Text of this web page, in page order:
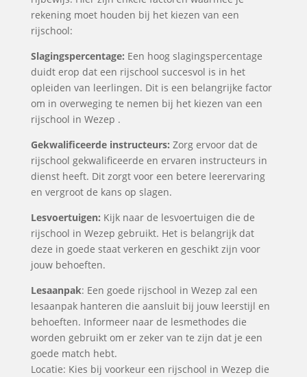
rekening moet houden bij het kiezen van een
rijschool:
Slagingspercentage: Een hoog slagingspercentage
duidt erop dat een rijschool succesvol is in het
opleiden van leerlingen. Dit is een belangrijke factor
om in overweging te nemen bij het kiezen van een
rijschool in Wezep .
Gekwalificeerde instructeurs: Zorg ervoor dat de
rijschool gekwalificeerde en ervaren instructeurs in
dienst heeft. Dit zorgt voor een betere leerervaring
en vergroot de kans op slagen.
Lesvoertuigen: Kijk naar de lesvoertuigen die de
rijschool in Wezep gebruikt. Het is belangrijk dat
deze in goede staat verkeren en geschikt zijn voor
jouw behoeften.
Lesaanpak: Een goede rijschool in Wezep zal een
lesaanpak hanteren die aansluit bij jouw leerstijl en
behoeften. Informeer naar de lesmethodes die
worden gebruikt om er zeker van te zijn dat je een
goede match hebt.
Locatie: Kies bij voorkeur een rijschool in Wezep die